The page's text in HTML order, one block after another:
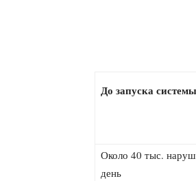
До запуска
Около 40 тыс.
день